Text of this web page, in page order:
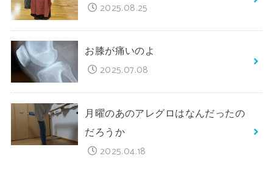
2025.08.25
お膝が痛いのよ
2025.07.08
月曜のあのアレグロはなんだったの
だろうか
2025.04.18